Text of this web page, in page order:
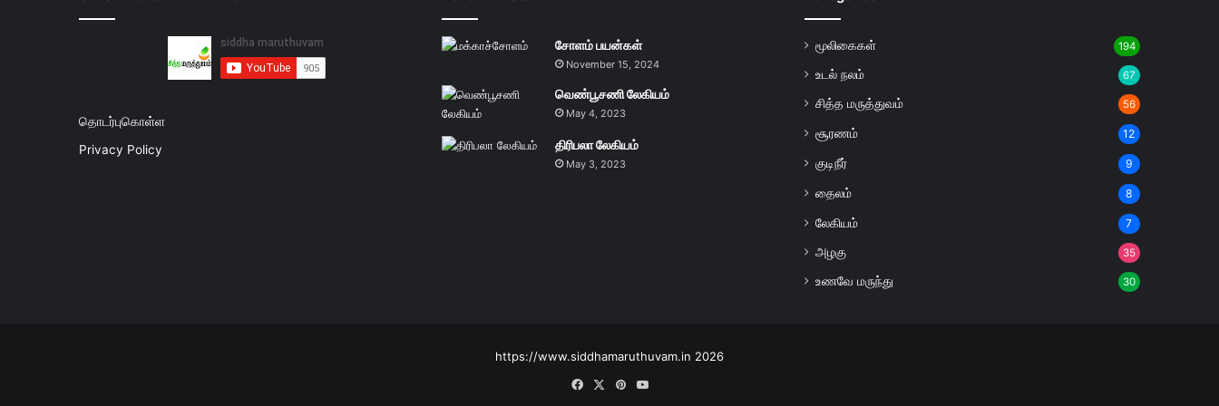
தொடர்புகொள்ள
Privacy Policy
சோளம் பயன்கள்
November 15, 2024
வெண்பூசணி லேகியம்
May 4, 2023
திரிபலா லேகியம்
May 3, 2023
மூலிகைகள் 194
உடல் நலம் 67
சித்த மருத்துவம் 56
சூரணம் 12
குடிநீர் 9
தைலம் 8
லேகியம் 7
அழகு 35
உணவே மருந்து 30
https://www.siddhamaruthuvam.in 2026
FacebookPinterestYouTube